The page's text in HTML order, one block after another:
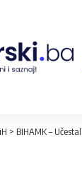
> BIHAMK –